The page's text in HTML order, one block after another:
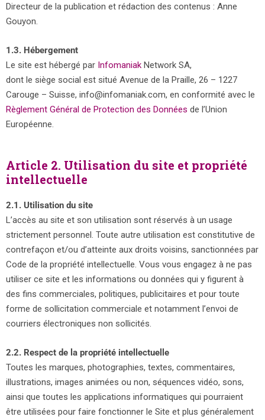
Directeur de la publication et rédaction des contenus : Anne
Gouyon.
1.3. Hébergement
Le site est hébergé par Infomaniak Network SA,
dont le siège social est situé Avenue de la Praille, 26 – 1227
Carouge – Suisse, info@infomaniak.com, en conformité avec le
Règlement Général de Protection des Données de l’Union
Européenne.
Article 2. Utilisation du site et propriété
intellectuelle
2.1. Utilisation du site
L’accès au site et son utilisation sont réservés à un usage
strictement personnel. Toute autre utilisation est constitutive de
contrefaçon et/ou d’atteinte aux droits voisins, sanctionnées par
Code de la propriété intellectuelle. Vous vous engagez à ne pas
utiliser ce site et les informations ou données qui y figurent à
des fins commerciales, politiques, publicitaires et pour toute
forme de sollicitation commerciale et notamment l’envoi de
courriers électroniques non sollicités.
2.2. Respect de la propriété intellectuelle
Toutes les marques, photographies, textes, commentaires,
illustrations, images animées ou non, séquences vidéo, sons,
ainsi que toutes les applications informatiques qui pourraient
être utilisées pour faire fonctionner le Site et plus généralement